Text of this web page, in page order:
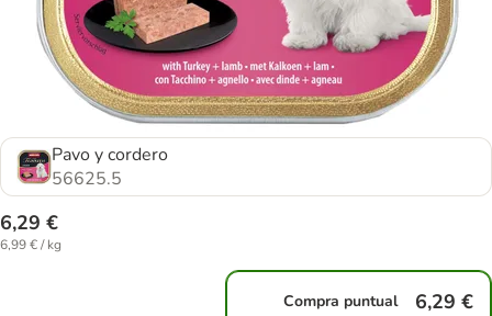
Pavo y cordero
56625.5
6,29 €
6,99 € / kg
Compra puntual 6,29 €